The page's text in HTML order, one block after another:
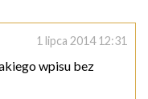
1 lipca 2014 12:31
wpisu bez